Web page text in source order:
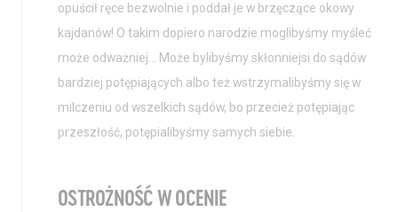
opuścił ręce bezwolnie i poddał je w brzęczące okowy
kajdanów! O takim dopiero narodzie moglibyśmy myśleć
może odważniej… Może bylibyśmy skłonniejsi do sądów
bardziej potępiających albo też wstrzymalibyśmy się w
milczeniu od wszelkich sądów, bo przecież potępiając
przeszłość, potępialibyśmy samych siebie.
OSTROŻNOŚĆ W OCENIE